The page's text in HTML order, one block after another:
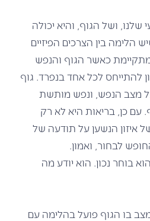
ושל הגוף, והיא יכולה
הלימה בין הצרכים הפיזיים
מתקיימת כאשר הגוף והנפש
להתייחס לכל אחד בנפרד. גוף
מצב הנפש, ונפש מותשת
עם כן, בריאות היא לא רק
איזון הנשען על תודעה של
לבחור, ואמון.
בוחר נכון. הוא יודע מה
בו הגוף פועל בהלימה עם